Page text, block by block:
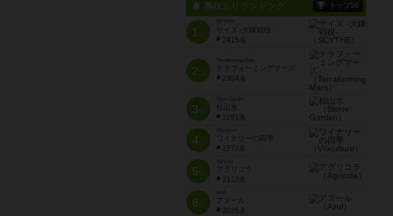
興味ありランキング トップ50
1位
SCYTHE
サイズ -大鎌戦役-
2415名
2位
Terraforming Mars
テラフォーミングマーズ
2394名
3位
Stone Garden
枯山水
2281名
4位
Viticulture
ワイナリーの四季
2272名
5位
Agricola
アグリコラ
2119名
6位
Azul
アズール
2035名